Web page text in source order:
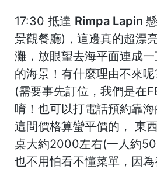
17:30 抵達 Rimpa Lapin
景觀餐廳)，這邊真的超漂
灘，放眼望去海平面連成
的海景！有什麼理由不來呢
(需要事先訂位，我們是在
唷！也可以打電話預約靠
這間價格算蠻平價的， 東
桌大約2000左右(一人約
也不用怕看不懂菜單，因為